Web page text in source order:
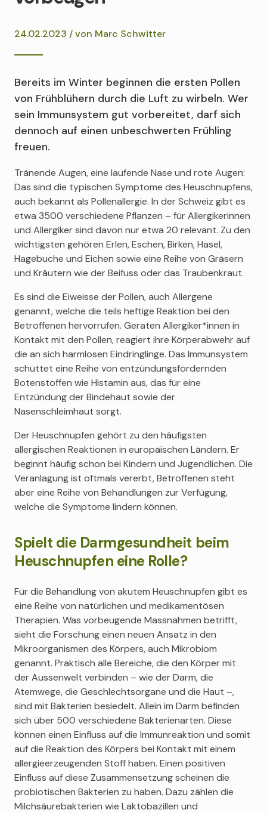
24.02.2023 / von Marc Schwitter
Bereits im Winter beginnen die ersten Pollen
von Frühblühern durch die Luft zu wirbeln. Wer
sein Immunsystem gut vorbereitet, darf sich
dennoch auf einen unbeschwerten Frühling
freuen.
Tränende Augen, eine laufende Nase und rote Augen:
Das sind die typischen Symptome des Heuschnupfens,
auch bekannt als Pollenallergie. In der Schweiz gibt es
etwa 3500 verschiedene Pflanzen – für Allergikerinnen
und Allergiker sind davon nur etwa 20 relevant. Zu den
wichtigsten gehören Erlen, Eschen, Birken, Hasel,
Hagebuche und Eichen sowie eine Reihe von Gräsern
und Kräutern wie der Beifuss oder das Traubenkraut.
Es sind die Eiweisse der Pollen, auch Allergene
genannt, welche die teils heftige Reaktion bei den
Betroffenen hervorrufen. Geraten Allergiker*innen in
Kontakt mit den Pollen, reagiert ihre Körperabwehr auf
die an sich harmlosen Eindringlinge. Das Immunsystem
schüttet eine Reihe von entzündungsfördernden
Botenstoffen wie Histamin aus, das für eine
Entzündung der Bindehaut sowie der
Nasenschleimhaut sorgt.
Der Heuschnupfen gehört zu den häufigsten
allergischen Reaktionen in europäischen Ländern. Er
beginnt häufig schon bei Kindern und Jugendlichen. Die
Veranlagung ist oftmals vererbt, Betroffenen steht
aber eine Reihe von Behandlungen zur Verfügung,
welche die Symptome lindern können.
Spielt die Darmgesundheit beim
Heuschnupfen eine Rolle?
Für die Behandlung von akutem Heuschnupfen gibt es
eine Reihe von natürlichen und medikamentösen
Therapien. Was vorbeugende Massnahmen betrifft,
sieht die Forschung einen neuen Ansatz in den
Mikroorganismen des Körpers, auch Mikrobiom
genannt. Praktisch alle Bereiche, die den Körper mit
der Aussenwelt verbinden – wie der Darm, die
Atemwege, die Geschlechtsorgane und die Haut –,
sind mit Bakterien besiedelt. Allein im Darm befinden
sich über 500 verschiedene Bakterienarten. Diese
können einen Einfluss auf die Immunreaktion und somit
auf die Reaktion des Körpers bei Kontakt mit einem
allergieerzeugenden Stoff haben. Einen positiven
Einfluss auf diese Zusammensetzung scheinen die
probiotischen Bakterien zu haben. Dazu zählen die
Milchsäurebakterien wie Laktobazillen und